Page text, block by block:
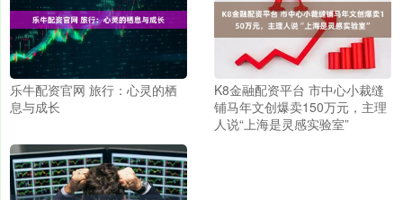
乐牛配资官网 旅行：心灵的栖
息与成长
K8金融配资平台 市中心小裁缝
铺马年文创爆卖150万元，主理
人说“上海是灵感实验室”